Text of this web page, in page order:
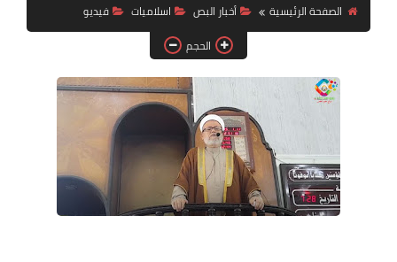
لك سيدتي
الصفحة الرئيسية
أخبار البص اسلاميات
فيديو
الحجم